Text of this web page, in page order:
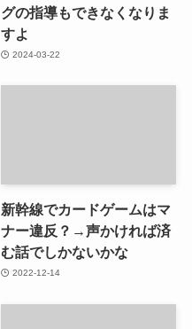
グの指導もできなくなりま
すよ
2024-03-22
新幹線でカードゲームはマ
ナー違反？→声かければ済
む話でしかないかな
2022-12-14